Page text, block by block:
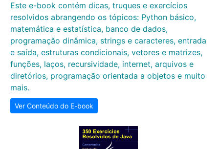
Este e-book contém dicas, truques e exercícios
resolvidos abrangendo os tópicos: Python básico,
matemática e estatística, banco de dados,
programação dinâmica, strings e caracteres, entrada
e saída, estruturas condicionais, vetores e matrizes,
funções, laços, recursividade, internet, arquivos e
diretórios, programação orientada a objetos e muito
mais.
Ver Conteúdo do E-book